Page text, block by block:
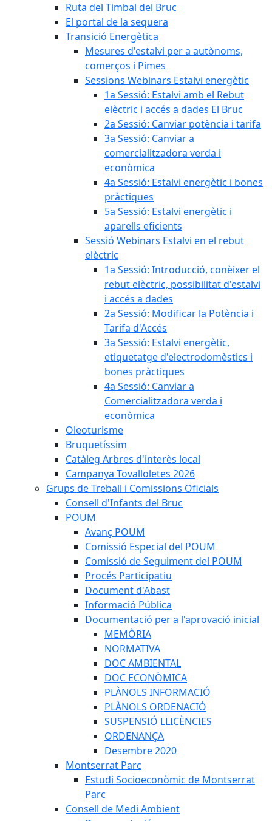
Ruta del Timbal del Bruc
El portal de la sequera
Transició Energètica
Mesures d'estalvi per a autònoms,
comerços i Pimes
Sessions Webinars Estalvi energètic
1a Sessió: Estalvi amb el Rebut
elèctric i accés a dades El Bruc
2a Sessió: Canviar potència i tarifa
3a Sessió: Canviar a
comercialitzadora verda i
econòmica
4a Sessió: Estalvi energètic i bones
pràctiques
5a Sessió: Estalvi energètic i
aparells eficients
Sessió Webinars Estalvi en el rebut
elèctric
1a Sessió: Introducció, conèixer el
rebut elèctric, possibilitat d'estalvi
i accés a dades
2a Sessió: Modificar la Potència i
Tarifa d'Accés
3a Sessió: Estalvi energètic,
etiquetatge d'electrodomèstics i
bones pràctiques
4a Sessió: Canviar a
Comercialitzadora verda i
econòmica
Oleoturisme
Bruquetíssim
Catàleg Arbres d'interès local
Campanya Tovalloletes 2026
Grups de Treball i Comissions Oficials
Consell d'Infants del Bruc
POUM
Avanç POUM
Comissió Especial del POUM
Comissió de Seguiment del POUM
Procés Participatiu
Document d'Abast
Informació Pública
Documentació per a l'aprovació inicial
MEMÒRIA
NORMATIVA
DOC AMBIENTAL
DOC ECONÒMICA
PLÀNOLS INFORMACIÓ
PLÀNOLS ORDENACIÓ
SUSPENSIÓ LLICÈNCIES
ORDENANÇA
Desembre 2020
Montserrat Parc
Estudi Socioeconòmic de Montserrat
Parc
Consell de Medi Ambient